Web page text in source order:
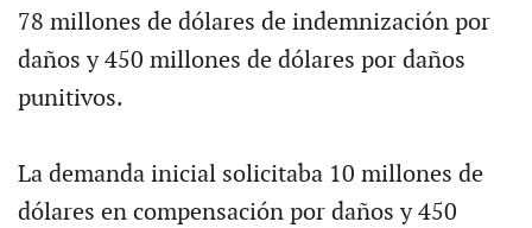
78 millones de dólares de indemnización por
daños y 450 millones de dólares por daños
punitivos.
La demanda inicial solicitaba 10 millones de
dólares en compensación por daños y 450